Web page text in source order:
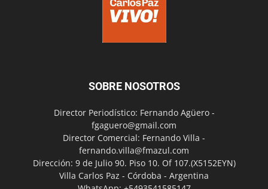
SOBRE NOSOTROS
Director Periodístico: Fernando Agüero -
fgaguero@gmail.com
Director Comercial: Fernando Villa -
fernando.villa@fmazul.com
Dirección: 9 de Julio 90. Piso 10. Of 107.(X5152EYN)
Villa Carlos Paz - Córdoba - Argentina